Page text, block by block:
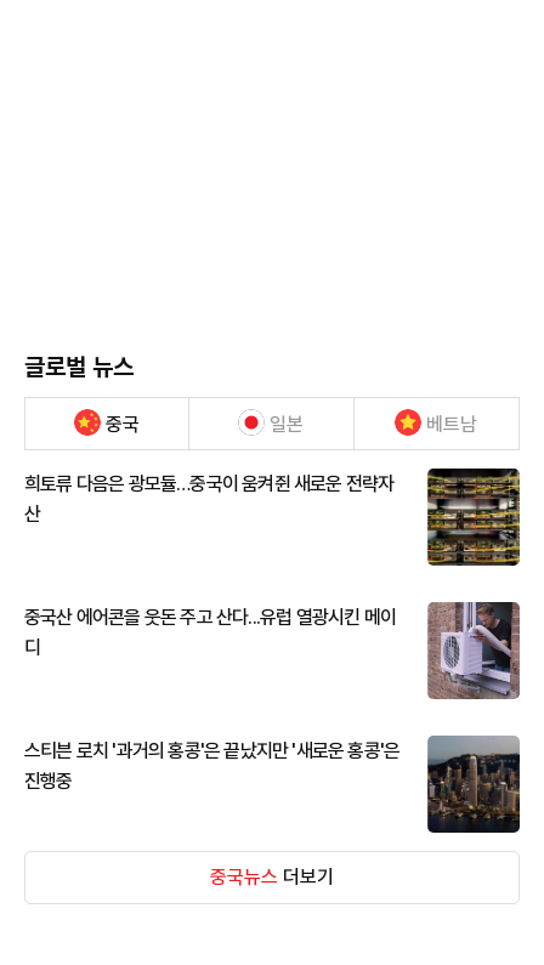
글로벌 뉴스
중국 일본 베트남
희토류 다음은 광모듈…중국이 움켜쥔 새로운 전략자
산
중국산 에어콘을 웃돈 주고 산다...유럽 열광시킨 메이
디
스티븐 로치 '과거의 홍콩'은 끝났지만 '새로운 홍콩'은
진행중
중국뉴스 더보기